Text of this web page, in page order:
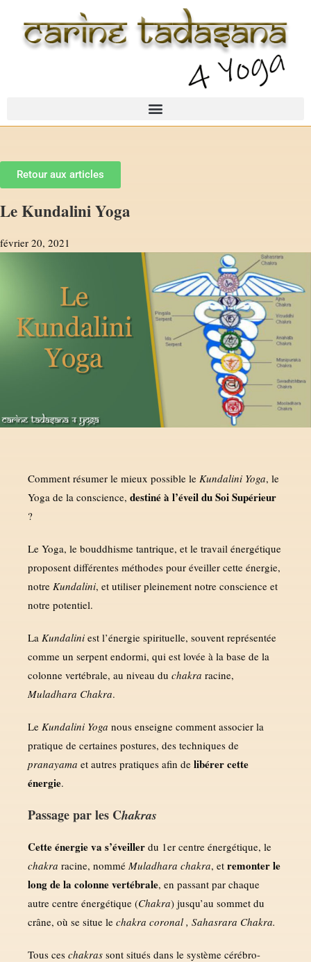
Retour aux articles
Le Kundalini Yoga
février 20, 2021
Comment résumer le mieux possible le Kundalini Yoga, le
Yoga de la conscience, destiné à l’éveil du Soi Supérieur
?
Le Yoga, le bouddhisme tantrique, et le travail énergétique
proposent différentes méthodes pour éveiller cette énergie,
notre Kundalini, et utiliser pleinement notre conscience et
notre potentiel.
La Kundalini est l’énergie spirituelle, souvent représentée
comme un serpent endormi, qui est lovée à la base de la
colonne vertébrale, au niveau du chakra racine,
Muladhara Chakra.
Le Kundalini Yoga nous enseigne comment associer la
pratique de certaines postures, des techniques de
pranayama et autres pratiques afin de libérer cette
énergie.
Passage par les Chakras
Cette énergie va s’éveiller du 1er centre énergétique, le
chakra racine, nommé Muladhara chakra, et remonter le
long de la colonne vertébrale, en passant par chaque
autre centre énergétique (Chakra) jusqu’au sommet du
crâne, où se situe le chakra coronal , Sahasrara Chakra.
Tous ces chakras sont situés dans le système cérébro-